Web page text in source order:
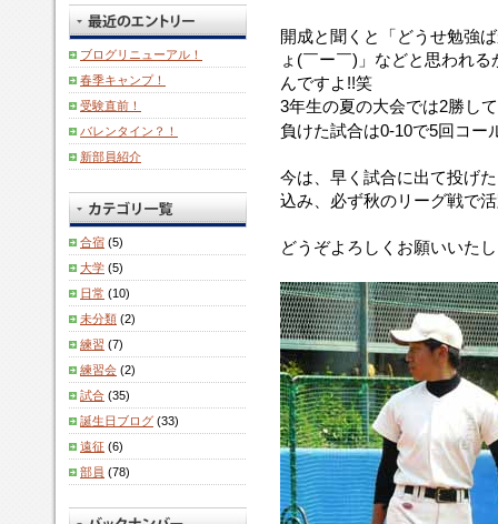
開成と聞くと「どうせ勉強
ょ(￣ー￣)」などと思われ
んですよ!!笑
3年生の夏の大会では2勝して
負けた試合は0-10で5回コ
今は、早く試合に出て投げ
込み、必ず秋のリーグ戦で
どうぞよろしくお願いいた
ブログリニューアル！
春季キャンプ！
受験直前！
バレンタイン？！
新部員紹介
合宿 (5)
大学 (5)
日常 (10)
未分類 (2)
練習 (7)
練習会 (2)
試合 (35)
誕生日ブログ (33)
遠征 (6)
部員 (78)